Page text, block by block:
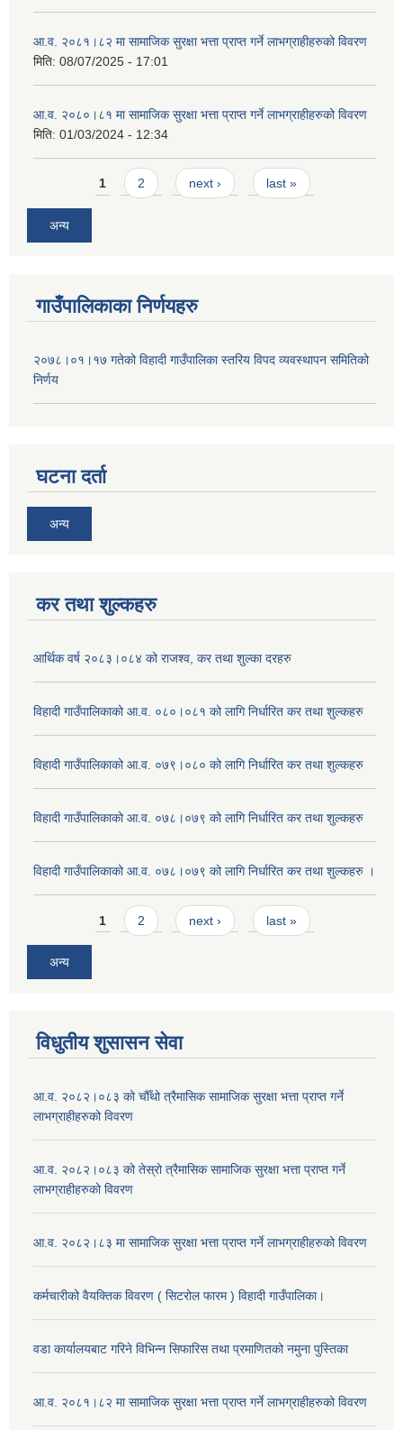
आ.व. २०८१।८२ मा सामाजिक सुरक्षा भत्ता प्राप्त गर्ने लाभग्राहीहरुको विवरण
मिति: 08/07/2025 - 17:01
आ.व. २०८०।८१ मा सामाजिक सुरक्षा भत्ता प्राप्त गर्ने लाभग्राहीहरुको विवरण
मिति: 01/03/2024 - 12:34
Pages1 2 next › last »
अन्य
गाउँपालिकाका निर्णयहरु
२०७८।०१।१७ गतेको विहादी गाउँपालिका स्तरिय विपद व्यवस्थापन समितिको
निर्णय
घटना दर्ता
अन्य
कर तथा शुल्कहरु
आर्थिक वर्ष २०८३।०८४ को राजश्व, कर तथा शुल्का दरहरु
विहादी गाउँपालिकाको आ.व. ०८०।०८१ को लागि निर्धारित कर तथा शुल्कहरु
विहादी गाउँपालिकाको आ.व. ०७९।०८० को लागि निर्धारित कर तथा शुल्कहरु
विहादी गाउँपालिकाको आ.व. ०७८।०७९ को लागि निर्धारित कर तथा शुल्कहरु
विहादी गाउँपालिकाको आ.व. ०७८।०७९ को लागि निर्धारित कर तथा शुल्कहरु ।
Pages1 2 next › last »
अन्य
विधुतीय शुसासन सेवा
आ.व. २०८२।०८३ को चौँथो त्रैमासिक सामाजिक सुरक्षा भत्ता प्राप्त गर्ने
लाभग्राहीहरुको विवरण
आ.व. २०८२।०८३ को तेस्रो त्रैमासिक सामाजिक सुरक्षा भत्ता प्राप्त गर्ने
लाभग्राहीहरुको विवरण
आ.व. २०८२।८३ मा सामाजिक सुरक्षा भत्ता प्राप्त गर्ने लाभग्राहीहरुको विवरण
कर्मचारीको वैयक्तिक विवरण ( सिटरोल फारम ) विहादी गाउँपालिका।
वडा कार्यालयबाट गरिने विभिन्न सिफारिस तथा प्रमाणितको नमुना पुस्तिका
आ.व. २०८१।८२ मा सामाजिक सुरक्षा भत्ता प्राप्त गर्ने लाभग्राहीहरुको विवरण